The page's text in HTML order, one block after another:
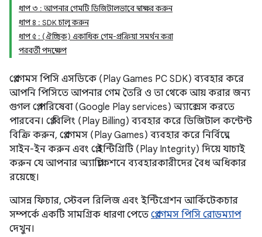
ধাপ ৩ : আপনার গেমটি ডিজিটালভাবে স্বাক্ষর করুন
ধাপ ৪ : SDK চালু করুন
ধাপ ৫ : (ঐচ্ছিক) একাধিক গেম-প্রক্রিয়া সমর্থন করা
পরবর্তী পদক্ষেপ
প্লে গেমস পিসি এসডিকে (Play Games PC SDK) ব্যবহার করে
আপনি পিসিতে আপনার গেম তৈরি ও তা থেকে আয় করার জন্য
গুগল প্লে পরিষেবা (Google Play services) অ্যাক্সেস করতে
পারবেন। প্লে বিলিং (Play Billing) ব্যবহার করে ডিজিটাল কন্টেন্ট
বিক্রি করুন, প্লে গেমস (Play Games) ব্যবহার করে নির্বিঘ্নে
সাইন-ইন করুন এবং প্লে ইন্টিগ্রিটি (Play Integrity) দিয়ে যাচাই
করুন যে আপনার অ্যাপ্লিকেশনে ব্যবহারকারীদের বৈধ অধিকার
রয়েছে।
আসন্ন ফিচার, স্টেবল রিলিজ এবং ইন্টিগ্রেশন আর্কিটেকচার
সম্পর্কে একটি সামগ্রিক ধারণা পেতে প্লে গেমস পিসি রোডম্যাপ
দেখুন।